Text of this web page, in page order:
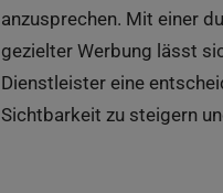
anzusprechen. Mit einer
gezielter Werbung lässt
Dienstleister eine
Sichtbarkeit zu steigern